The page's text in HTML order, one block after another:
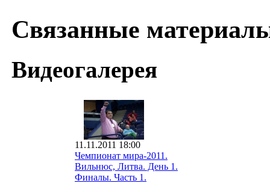
Связанные
Видеогалерея
11.11.2011 18:00
Чемпионат мира-2011.
Вильнюс, Литва. День 1.
Финалы. Часть 1.